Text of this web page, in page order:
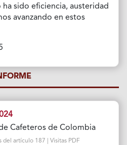
sido eficiencia, austeridad
avanzando en estos
Cafeteros de Colombia
del artículo 187 | Visitas PDF